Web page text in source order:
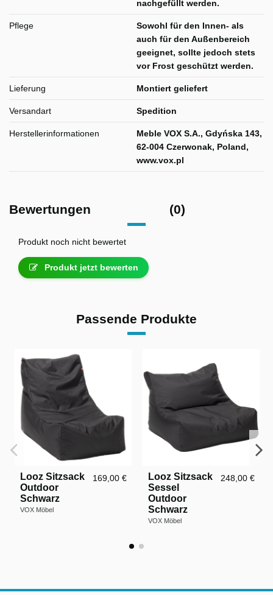
nachgefüllt werden.
Pflege
Sowohl für den Innen- als
auch für den Außenbereich
geeignet, sollte jedoch stets
vor Frost geschützt werden.
Lieferung Montiert geliefert
Versandart Spedition
Herstellerinformationen
Meble VOX S.A., Gdyńska 143,
62-004 Czerwonak, Poland,
www.vox.pl
Bewertungen (0)
Produkt noch nicht bewertet
Produkt jetzt bewerten
Passende Produkte
Looz Sitzsack
Outdoor
Schwarz
VOX Möbel
169,00 €
Looz Sitzsack
Sessel
Outdoor
Schwarz
VOX Möbel
248,00 €